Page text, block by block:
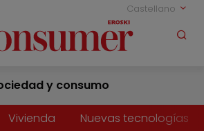
Castellano
y consumo
Vivienda Nuevas tecnologías